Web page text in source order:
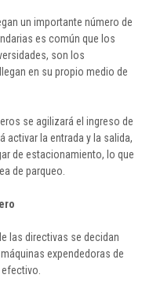
un importante número de
es común que los
son los
en su propio medio de
se agilizará el ingreso de
activar la entrada y la salida,
de estacionamiento, lo que
de parqueo.
las directivas se decidan
expendedoras de